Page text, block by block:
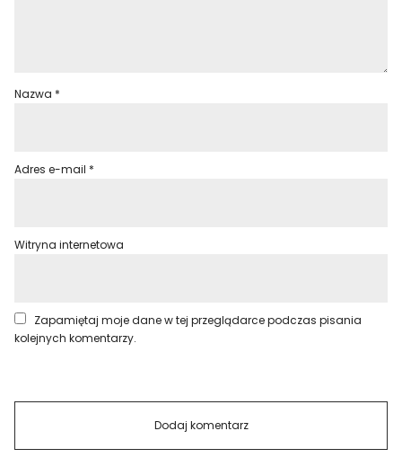
Nazwa *
Adres e-mail *
Witryna internetowa
Zapamiętaj moje dane w tej przeglądarce podczas pisania
kolejnych komentarzy.